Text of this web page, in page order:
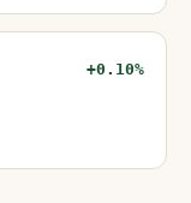
+0.10%